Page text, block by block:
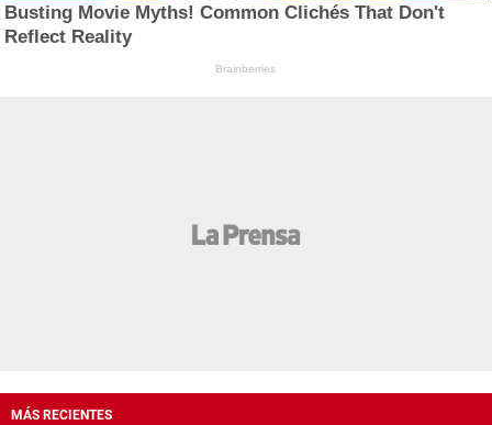
Busting Movie Myths! Common Clichés That Don't
Reflect Reality
Brainberries
MÁS RECIENTES